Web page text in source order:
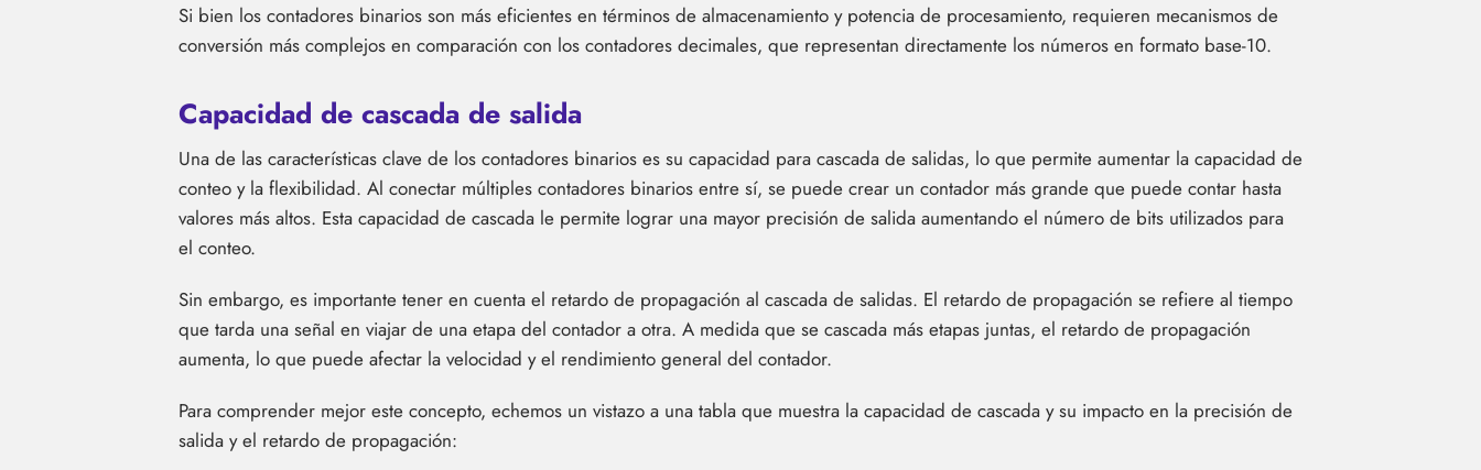
Si bien los contadores binarios son más eficientes en términos de almacenamiento y potencia de procesamiento, requieren mecanismos de
conversión más complejos en comparación con los contadores decimales, que representan directamente los números en formato base-10.
Capacidad de cascada de salida
Una de las características clave de los contadores binarios es su capacidad para cascada de salidas, lo que permite aumentar la capacidad de
conteo y la flexibilidad. Al conectar múltiples contadores binarios entre sí, se puede crear un contador más grande que puede contar hasta
valores más altos. Esta capacidad de cascada le permite lograr una mayor precisión de salida aumentando el número de bits utilizados para
el conteo.
Sin embargo, es importante tener en cuenta el retardo de propagación al cascada de salidas. El retardo de propagación se refiere al tiempo
que tarda una señal en viajar de una etapa del contador a otra. A medida que se cascada más etapas juntas, el retardo de propagación
aumenta, lo que puede afectar la velocidad y el rendimiento general del contador.
Para comprender mejor este concepto, echemos un vistazo a una tabla que muestra la capacidad de cascada y su impacto en la precisión de
salida y el retardo de propagación: